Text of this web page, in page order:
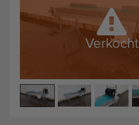
Ervaren personeel
Wereldwijde levering
Verkocht